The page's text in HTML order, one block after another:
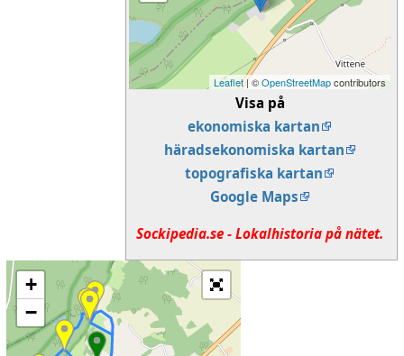
Leaflet| ©OpenStreetMapcontributors
Visa på
ekonomiska kartan
häradsekonomiska kartan
topografiska kartan
Google Maps
Sockipedia.se - Lokalhistoria på nätet.
+
−